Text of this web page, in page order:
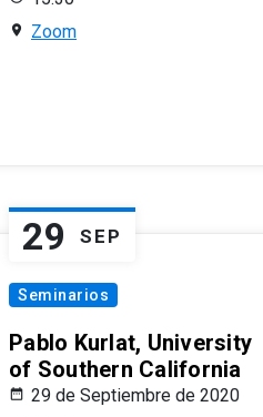
Zoom
29 SEP
Seminarios
Pablo Kurlat, University
of Southern California
29 de Septiembre de 2020